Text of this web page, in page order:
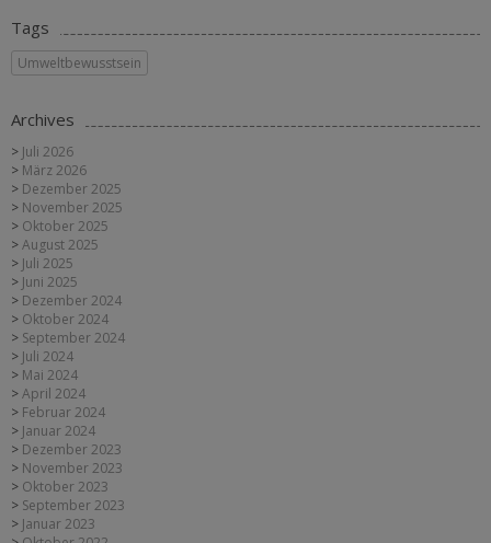
Tags
Umweltbewusstsein
Archives
Juli 2026
März 2026
Dezember 2025
November 2025
Oktober 2025
August 2025
Juli 2025
Juni 2025
Dezember 2024
Oktober 2024
September 2024
Juli 2024
Mai 2024
April 2024
Februar 2024
Januar 2024
Dezember 2023
November 2023
Oktober 2023
September 2023
Januar 2023